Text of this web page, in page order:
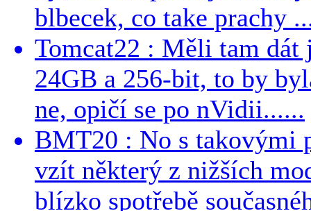
blbecek, co take prachy
Tomcat22 : Měli tam dát
24GB a 256-bit, to by
ne, opičí se po nVidii......
BMT20 : No s takovými
vzít některý z nižších
blízko spotřebě